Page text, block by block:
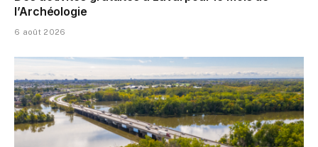
l’Archéologie
6 août 2026